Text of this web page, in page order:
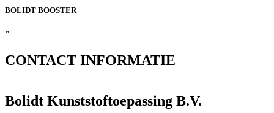
BOLIDT BOOSTER
”
CONTACT INFORMATIE
Bolidt Kunststoftoepassing B.V.